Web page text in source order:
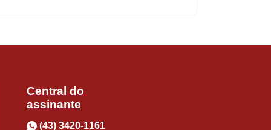
da Câmara Municipal de
Como elegeu só três dos onze
uma composição, bastaria
Central do
assinante
(43) 3420-1161